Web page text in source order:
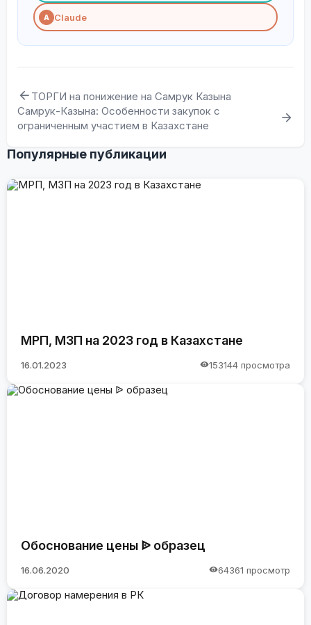
A Claude
ТОРГИ на понижение на Самрук Казына
Самрук-Казына: Особенности закупок с
ограниченным участием в Казахстане
Популярные публикации
МРП, МЗП на 2023 год в Казахстане
16.01.2023 153144 просмотра
Обоснование цены ᐉ образец
16.06.2020 64361 просмотр